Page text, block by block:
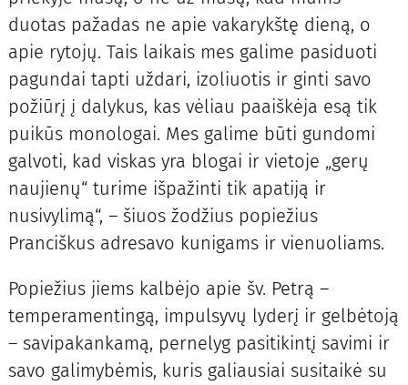
duotas pažadas ne apie vakarykštę dieną, o
apie rytojų. Tais laikais mes galime pasiduoti
pagundai tapti uždari, izoliuotis ir ginti savo
požiūrį į dalykus, kas vėliau paaiškėja esą tik
puikūs monologai. Mes galime būti gundomi
galvoti, kad viskas yra blogai ir vietoje „gerų
naujienų“ turime išpažinti tik apatiją ir
nusivylimą“, – šiuos žodžius popiežius
Pranciškus adresavo kunigams ir vienuoliams.
Popiežius jiems kalbėjo apie šv. Petrą –
temperamentingą, impulsyvų lyderį ir gelbėtoją
– savipakankamą, pernelyg pasitikintį savimi ir
savo galimybėmis, kuris galiausiai susitaikė su